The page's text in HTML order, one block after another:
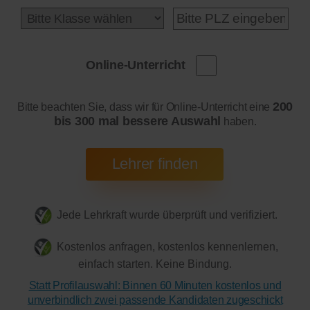
Online-Unterricht
Bitte beachten Sie, dass wir für Online-Unterricht eine 200
bis 300 mal bessere Auswahl haben.
Jede Lehrkraft wurde überprüft und verifiziert.
Kostenlos anfragen, kostenlos kennenlernen,
einfach starten. Keine Bindung.
Statt Profilauswahl: Binnen 60 Minuten kostenlos und
unverbindlich zwei passende Kandidaten zugeschickt